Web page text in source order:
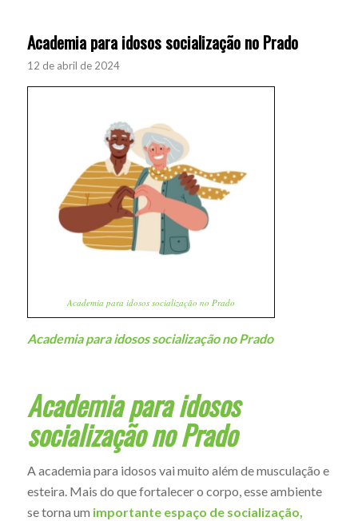
Academia para idosos socialização no Prado
12 de abril de 2024
Academia para idosos socialização no Prado
Academia para idosos socialização no Prado
Academia para idosos
socialização no Prado
A academia para idosos vai muito além de musculação e
esteira. Mais do que fortalecer o corpo, esse ambiente
se torna um importante espaço de socialização,